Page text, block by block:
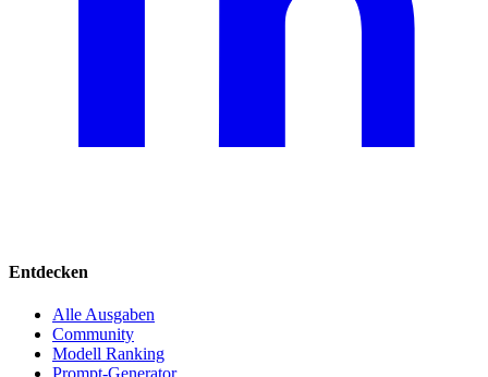
Entdecken
Alle Ausgaben
Community
Modell Ranking
Prompt-Generator